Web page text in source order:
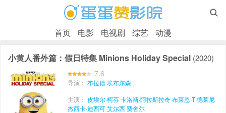

首页 电影 电视剧 综艺 动漫
小黄人番外篇：假日特集 Minions Holiday Special (2020)
7.6
导演： 布拉德·埃布尔森
主演： 皮埃尔·柯芬卡洛斯·阿拉斯拉奇布莱恩·T·德莱尼
杰西卡·迪西可艾尔西·费舍尔